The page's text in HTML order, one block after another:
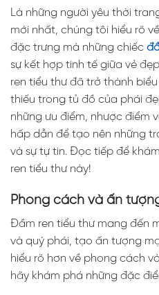
Là những người yêu thời
mới nhất, chúng tôi hiểu rõ
đặc trưng mà những chiếc
sự kết hợp tinh tế giữa vẻ
ren tiểu thư đã trở thành
thiếu trong tủ đồ của phái
những ưu điểm, nhược điểm
hấp dẫn để tạo nên những
và sự tự tin. Đọc tiếp để
ren tiểu thư này!
Phong cách và ấn
Đầm ren tiểu thư mang đến
và quý phái, tạo ấn tượng
hiểu rõ hơn về phong cách
hãy khám phá những đặc